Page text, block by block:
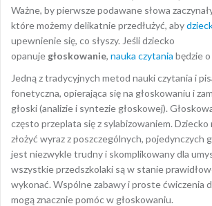
Ważne, by pierwsze podawane słowa
które możemy delikatnie przedłużyć, aby
upewnienie się, co słyszy. Jeśli dziecko
opanuje głoskowanie, nauka czytania będzie
Jedną z tradycyjnych metod nauki czytania i
fonetyczna, opierająca się na głoskowaniu i
głoski (analizie i syntezie głoskowej).
często przeplata się z sylabizowaniem. Dziecko
złożyć wyraz z poszczególnych, pojedynczych
jest niezwykle trudny i skomplikowany dla
wszystkie przedszkolaki są w stanie
wykonać. Wspólne zabawy i proste ćwiczenia
mogą znacznie pomóc w głoskowaniu.